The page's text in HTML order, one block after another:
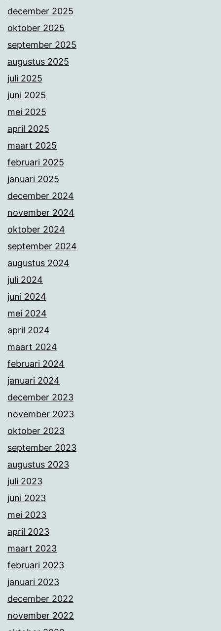
december 2025
oktober 2025
september 2025
augustus 2025
juli 2025
juni 2025
mei 2025
april 2025
maart 2025
februari 2025
januari 2025
december 2024
november 2024
oktober 2024
september 2024
augustus 2024
juli 2024
juni 2024
mei 2024
april 2024
maart 2024
februari 2024
januari 2024
december 2023
november 2023
oktober 2023
september 2023
augustus 2023
juli 2023
juni 2023
mei 2023
april 2023
maart 2023
februari 2023
januari 2023
december 2022
november 2022